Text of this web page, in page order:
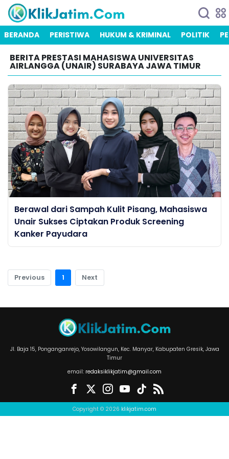
BERANDA PERISTIWA HUKUM & KRIMINAL POLITIK
BERITA PRESTASI MAHASISWA UNIVERSITAS
AIRLANGGA (UNAIR) SURABAYA JAWA TIMUR
Berawal dari Sampah Kulit Pisang, Mahasiswa
Unair Sukses Ciptakan Produk Screening
Kanker Payudara
Previous 1 Next
Jl. Baja 15, Ponganganrejo, Yosowilangun, Kec. Manyar, Kabupaten Gresik, Jawa
Timur
email: redaksiklikjatim@gmail.com
Copyright © 2026 klikjatim.com